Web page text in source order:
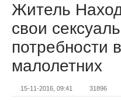
Житель
свои
потребности
малолетних
15-11-2016, 09:41 31896